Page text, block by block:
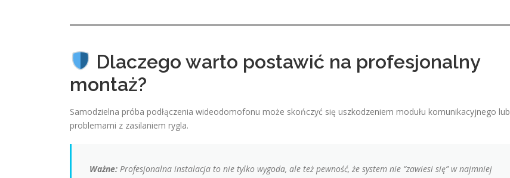
Dlaczego warto postawić na profesjonalny
montaż?
Samodzielna próba podłączenia wideodomofonu może skończyć się uszkodzeniem modułu komunikacyjnego lub
problemami z zasilaniem rygla.
Ważne: Profesjonalna instalacja to nie tylko wygoda, ale też pewność, że system nie “zawiesi się” w najmniej